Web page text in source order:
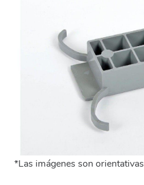
*Las imágenes son orientativas